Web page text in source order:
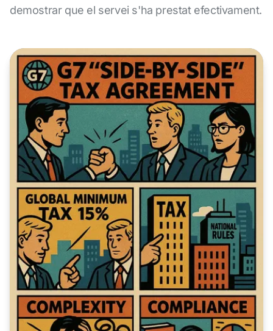
demostrar que el servei s'ha prestat efectivament.